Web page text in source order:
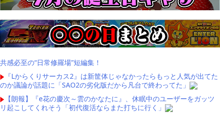
共感必至の“日常修羅場”短編集！
『Lからくりサーカス2』は新筐体じゃなかったらもっと人気が出てた
のか議論が話題に「SAO2の劣化版だから凡台で終わってた」
【朗報】『e花の慶次～雲のかなたに』、休眠中のユーザーをガッツ
リ起こしてくれそう「初代復活ならまた打ちに行く」